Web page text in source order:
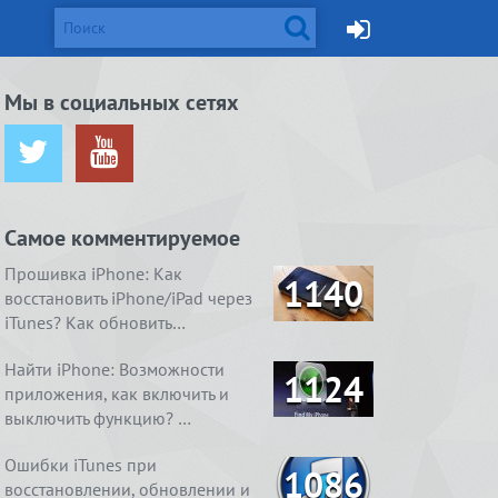
…
4 способа, как очистить
Real Boxing 2 ROCKY.
Ничего
Мы в социальных сетях
Самое комментируемое
Прошивка iPhone: Как
восстановить iPhone/iPad через
iTunes? Как обновить…
1140
Найти iPhone: Возможности
приложения, как включить и
выключить функцию? …
1124
Ошибки iTunes при
восстановлении, обновлении и
1086